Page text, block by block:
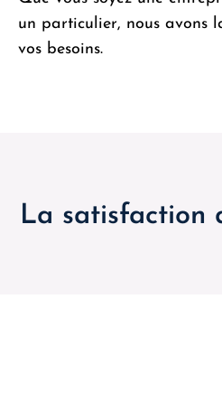
un particulier, nous avons
vos besoins.
La satisfaction